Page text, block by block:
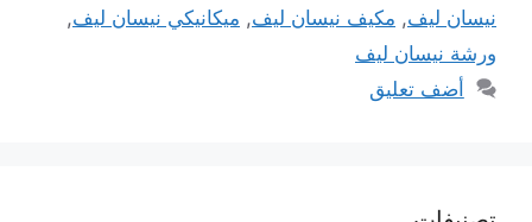
نيسان ليف, مكيف نيسان ليف, ميكانيكي نيسان ليف,
ورشة نيسان ليف
أضف تعليق